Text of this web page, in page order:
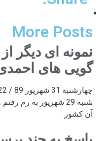
More Posts
نمونه ای دیگر
گویی های
شنبه 29 شهریور به رم
آن کشور